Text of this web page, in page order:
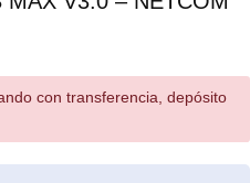
con transferencia, depósito